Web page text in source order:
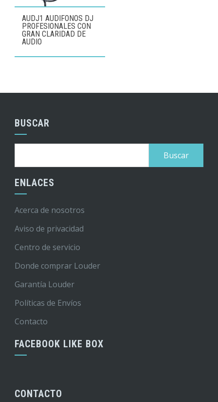
AUDJ1 AUDIFONOS DJ
PROFESIONALES CON
GRAN CLARIDAD DE
AUDIO
BUSCAR
ENLACES
Acerca de nosotros
Aviso de privacidad
Centro de servicio
Donde comprar Louder
Garantía Louder
Políticas de Envíos
Contacto
FACEBOOK LIKE BOX
CONTACTO